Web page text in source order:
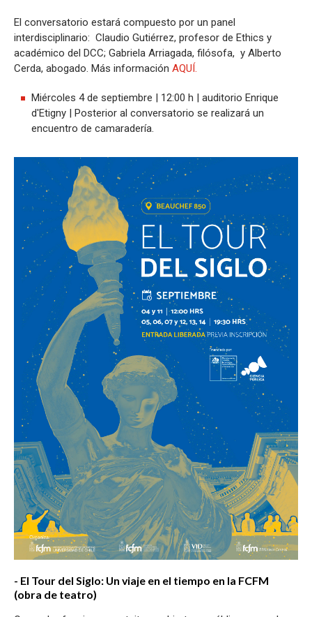
El conversatorio estará compuesto por un panel
interdisciplinario: Claudio Gutiérrez, profesor de Ethics y
académico del DCC; Gabriela Arriagada, filósofa, y Alberto
Cerda, abogado. Más información AQUÍ.
Miércoles 4 de septiembre | 12:00 h | auditorio Enrique
d'Etigny | Posterior al conversatorio se realizará un
encuentro de camaradería.
- El Tour del Siglo: Un viaje en el tiempo en la FCFM
(obra de teatro)